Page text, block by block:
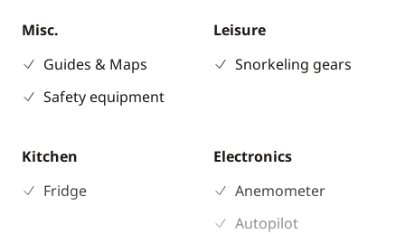
Misc.
Guides & Maps
Safety equipment
Leisure
Snorkeling gears
Kitchen
Fridge
Electronics
Anemometer
Autopilot